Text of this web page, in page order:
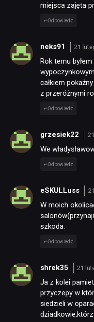
miejsca zajęta
Odpowiedz
neks91 21
Rok temu
całkiem
z przeróżnymi
Odpowiedz
grzesiek22
We
Odpowiedz
eSKULLuss
W moich
szkoda.
Odpowiedz
shrek35 21
Ja z kolei
przyczepy w
siedzieli w